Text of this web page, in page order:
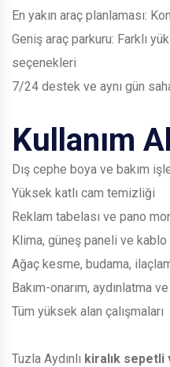
En yakın araç planlaması:
Geniş araç parkuru: Farklı
seçenekleri
7/24 destek ve aynı gün
Kullanım
Dış cephe boya ve bakım
Yüksek katlı cam temizliği
Reklam tabelası ve pano
Klima, güneş paneli ve kablo
Ağaç kesme, budama,
Bakım-onarım, aydınlatma
Tüm yüksek alan çalışmaları
Tuzla Aydınlı kiralık sepetli